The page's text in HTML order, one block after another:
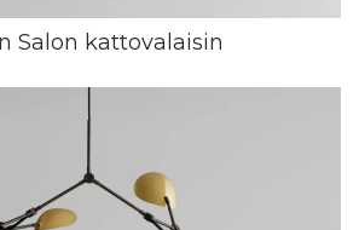
Salon kattovalaisin